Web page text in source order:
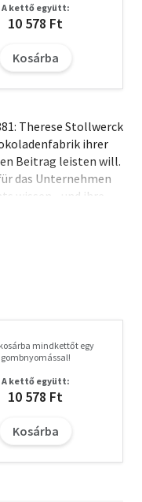
A kettő együtt:
10 578 Ft
Kosárba
Therese Stollwerck
ihrer
Beitrag leisten will.
das Unternehmen
wissen - und ihre
verheiraten.
über die
Stollwerck
mindkettőt egy
gombnyomással!
A kettő együtt:
10 578 Ft
Kosárba